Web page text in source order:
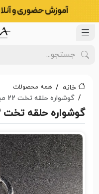
خانه همه محصولات
گوشواره حلقه تخت 22 میلیمتر استیل کد 1012
گوشواره حلقه تخت 22 میلیمتر استیل کد 1012